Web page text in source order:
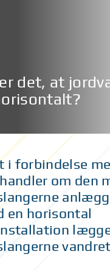
det, at
i forbindelse
om den
en horisontal